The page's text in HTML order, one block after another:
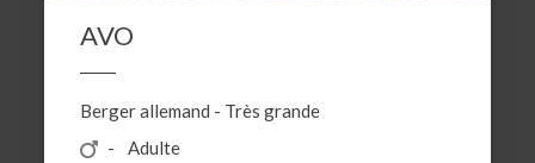
AVO
Berger allemand - Très grande
Adulte